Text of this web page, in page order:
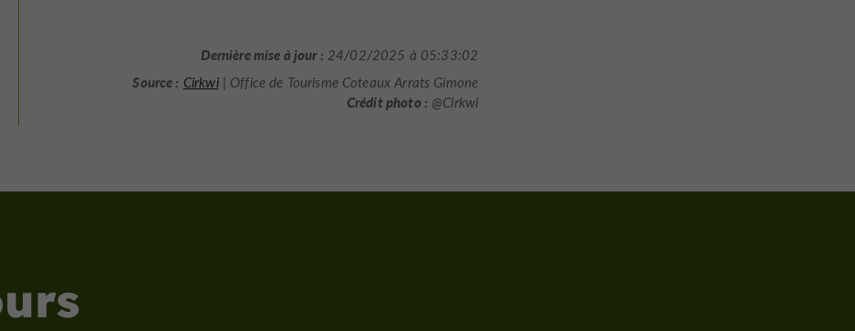
Dernière mise à jour : 24/02/2025 à 05:33:02
Source : Cirkwi| Office de Tourisme Coteaux Arrats Gimone
Crédit photo : @Cirkwi